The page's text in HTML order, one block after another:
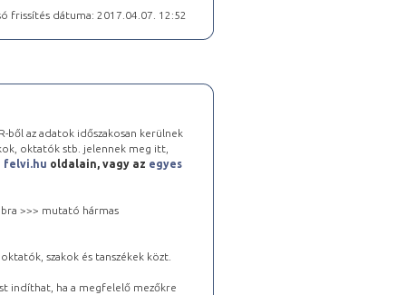
frissítés dátuma: 2017.04.07. 12:52
ből az adatok időszakosan kerülnek
oktatók stb. jelennek meg itt,
felvi.hu oldalain, vagy az egyes
>>> mutató hármas
szakok és tanszékek közt.
indíthat, ha a megfelelő mezőkre